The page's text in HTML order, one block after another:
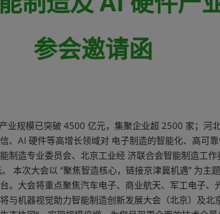
展商名录
展品名录
参观指南
参会邀请函
业规模已突破 4500 亿元，集聚企业超 2500 家；
AI 硬件等高增长领域对 电子制造的智能化、高可
造专业委员会、北京工业经 济联合会智能制造工
本次大会以 “聚焦智造核心，链接京津冀机遇” 为
。大会将重点聚焦汽车电子、商业航天、军工电子
与机器视觉助力智能制造创新发展大会（北京）及